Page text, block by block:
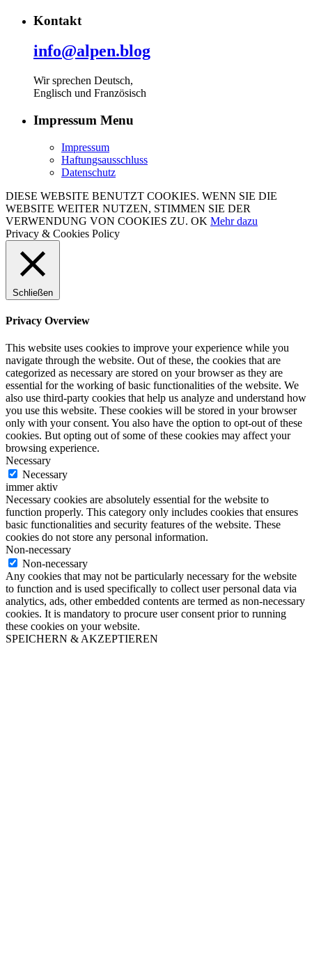
Kontakt
info@alpen.blog
Wir sprechen Deutsch,
Englisch und Französisch
Impressum Menu
Impressum
Haftungsausschluss
Datenschutz
DIESE WEBSITE BENUTZT COOKIES. WENN SIE DIE
WEBSITE WEITER NUTZEN, STIMMEN SIE DER
VERWENDUNG VON COOKIES ZU. OK Mehr dazu
Privacy & Cookies Policy
Schließen
Privacy Overview
This website uses cookies to improve your experience while you
navigate through the website. Out of these, the cookies that are
categorized as necessary are stored on your browser as they are
essential for the working of basic functionalities of the website. We
also use third-party cookies that help us analyze and understand how
you use this website. These cookies will be stored in your browser
only with your consent. You also have the option to opt-out of these
cookies. But opting out of some of these cookies may affect your
browsing experience.
Necessary
Necessary
immer aktiv
Necessary cookies are absolutely essential for the website to
function properly. This category only includes cookies that ensures
basic functionalities and security features of the website. These
cookies do not store any personal information.
Non-necessary
Non-necessary
Any cookies that may not be particularly necessary for the website
to function and is used specifically to collect user personal data via
analytics, ads, other embedded contents are termed as non-necessary
cookies. It is mandatory to procure user consent prior to running
these cookies on your website.
SPEICHERN & AKZEPTIEREN